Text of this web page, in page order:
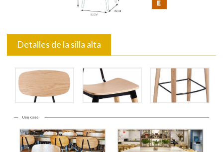
Detalles de la silla alta